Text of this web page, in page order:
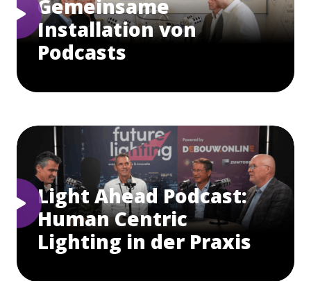
Gemeinsame
Installation von
Podcasts
Light Ahead Podcast:
Human Centric
Lighting in der Praxis